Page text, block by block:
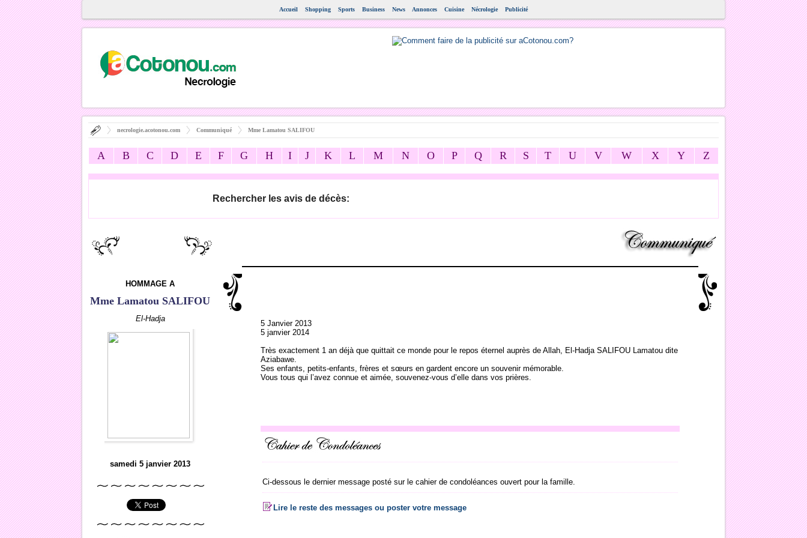
Accueil Shopping Sports Business News Annonces Cuisine Nécrologie Publicité
necrologie.acotonou.com Communiqué Mme Lamatou SALIFOU
A B C D E F G H I J K L M N O P Q R S T U V W X Y Z
Rechercher les avis de décès:
HOMMAGE A
Mme Lamatou SALIFOU
El-Hadja
samedi 5 janvier 2013
5 Janvier 2013
5 janvier 2014
Très exactement 1 an déjà que quittait ce monde pour le repos éternel auprès de Allah, El-Hadja SALIFOU Lamatou dite
Aziabawe.
Ses enfants, petits-enfants, frères et sœurs en gardent encore un souvenir mémorable.
Vous tous qui l’avez connue et aimée, souvenez-vous d’elle dans vos prières.
Ci-dessous le dernier message posté sur le cahier de condoléances ouvert pour la famille.
Lire le reste des messages ou poster votre message